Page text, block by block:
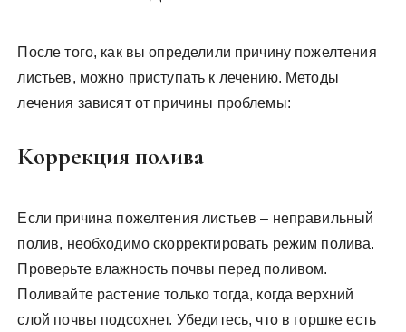
После того, как вы определили причину пожелтения
листьев, можно приступать к лечению. Методы
лечения зависят от причины проблемы:
Коррекция полива
Если причина пожелтения листьев – неправильный
полив, необходимо скорректировать режим полива.
Проверьте влажность почвы перед поливом.
Поливайте растение только тогда, когда верхний
слой почвы подсохнет. Убедитесь, что в горшке есть